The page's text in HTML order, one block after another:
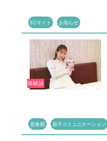
ECサイト お知らせ
体験談
思春期 親子コミュニケーション